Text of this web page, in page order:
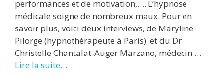
performances et de motivation,…. L’hypnose
médicale soigne de nombreux maux. Pour en
savoir plus, voici deux interviews, de Maryline
Pilorge (hypnothérapeute à Paris), et du Dr
Christelle Chantalat-Auger Marzano, médecin …
Lire la suite…